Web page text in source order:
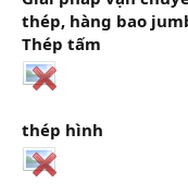
t
e
r
thép, hàng bao
Thép tấm
thép hình